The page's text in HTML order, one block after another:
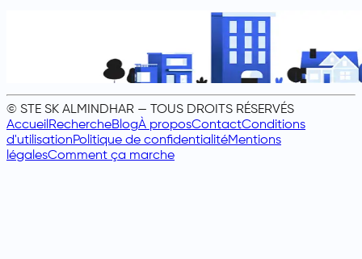
© STE SK ALMINDHAR — TOUS DROITS RÉSERVÉS
AccueilRechercheBlogÀ proposContactConditions
d'utilisationPolitique de confidentialitéMentions
légalesComment ça marche